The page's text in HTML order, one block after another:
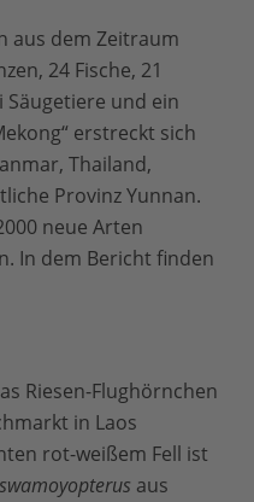
aus dem Zeitraum
24 Fische, 21
und ein
erstreckt sich
Thailand,
Provinz Yunnan.
neue Arten
In dem Bericht finden
Riesen-Flughörnchen
in Laos
rot-weißem Fell ist
aus